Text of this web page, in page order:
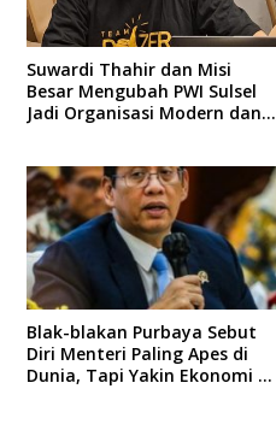
Suwardi Thahir dan Misi
Besar Mengubah PWI Sulsel
Jadi Organisasi Modern dan
Blak-blakan Purbaya Sebut
Diri Menteri Paling Apes di
Dunia, Tapi Yakin Ekonomi RI